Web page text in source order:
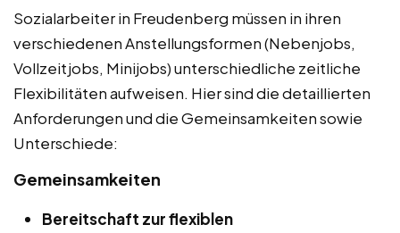
Sozialarbeiter in Freudenberg müssen in ihren
verschiedenen Anstellungsformen (Nebenjobs,
Vollzeitjobs, Minijobs) unterschiedliche zeitliche
Flexibilitäten aufweisen. Hier sind die detaillierten
Anforderungen und die Gemeinsamkeiten sowie
Unterschiede:
Gemeinsamkeiten
Bereitschaft zur flexiblen